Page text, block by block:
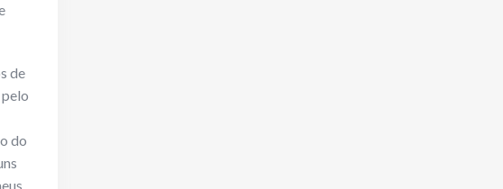
de
do